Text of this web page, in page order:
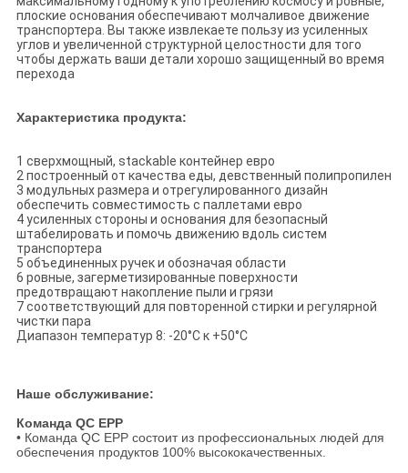
плоские основания обеспечивают молчаливое движение
транспортера. Вы также извлекаете пользу из усиленных
углов и увеличенной структурной целостности для того
чтобы держать ваши детали хорошо защищенный во время
перехода
Характеристика продукта:
1 сверхмощный, stackable контейнер евро
2 построенный от качества еды, девственный полипропилен
3 модульных размера и отрегулированного дизайн
обеспечить совместимость с паллетами евро
4 усиленных стороны и основания для безопасный
штабелировать и помочь движению вдоль систем
транспортера
5 объединенных ручек и обозначая области
6 ровные, загерметизированные поверхности
предотвращают накопление пыли и грязи
7 соответствующий для повторенной стирки и регулярной
чистки пара
Диапазон температур 8: -20°C к +50°C
Наше обслуживание:
Команда QC EPP
• Команда QC EPP состоит из профессиональных людей для
обеспечения продуктов 100% высококачественных.